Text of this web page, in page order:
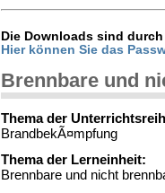
Die Downloads sind
Hier können Sie das
Brennbare und
Thema der
BrandbekÃ¤mpfung
Thema der Lerneinheit:
Brennbare und nicht